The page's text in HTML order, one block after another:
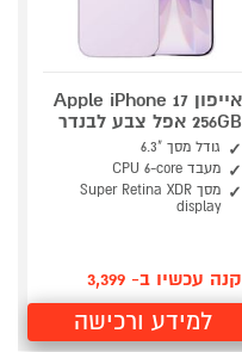
אייפון Apple iPhone 17
256GB אפל צבע לבנדר
גודל מסך "6.3
מעבד CPU 6-core
מסך Super Retina XDR
display
קנה עכשיו ב- 3,399
למידע ורכישה